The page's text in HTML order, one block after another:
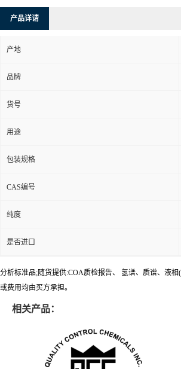
产品详请
产地
品牌
货号
用途
包装规格
CAS编号
纯度
是否进口
分析标准品;随货提供:COA质检报告、 氢谱、质谱、液
或费用均由买方承担。
相关产品：